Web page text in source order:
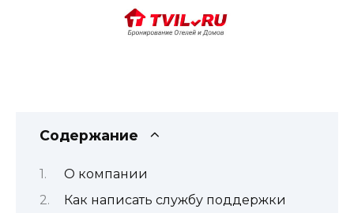
Содержание
О компании
Как написать службу поддержки